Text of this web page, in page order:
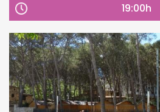
19:00h